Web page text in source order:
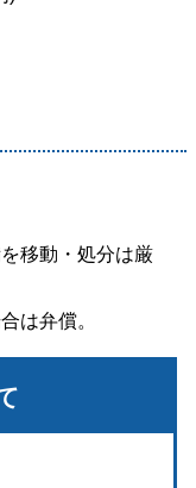
移動・処分は厳
は弁償。